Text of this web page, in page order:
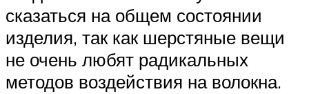
сказаться на общем состоянии
изделия, так как шерстяные вещи
не очень любят радикальных
методов воздействия на волокна.